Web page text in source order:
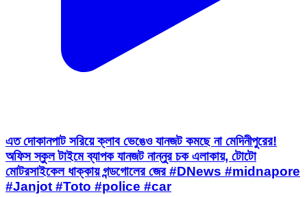
এত দোকানপাট সরিয়ে ক্লাব ভেঙেও যানজট কমছে না মেদিনীপুরের!
অফিস স্কুল টাইমে ব্যাপক যানজট নান্নুর চক এলাকায়, টোটো
মোটরসাইকেল ধাক্কায় গন্ডগোলের জের #DNews #midnapore
#Janjot #Toto #police #car